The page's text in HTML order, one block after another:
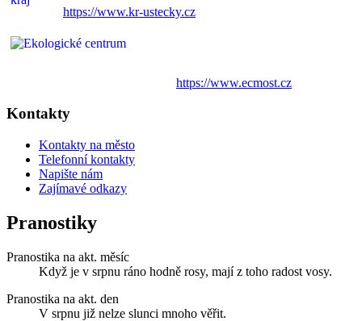
https://www.kr-ustecky.cz
https://www.ecmost.cz
Kontakty
Kontakty na město
Telefonní kontakty
Napište nám
Zajímavé odkazy
Pranostiky
Pranostika na akt. měsíc
Když je v srpnu ráno hodně rosy, mají z toho radost vosy.
Pranostika na akt. den
V srpnu již nelze slunci mnoho věřit.